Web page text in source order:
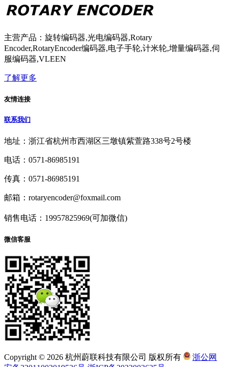
主营产品：旋转编码器,光电编码器,Rotary
Encoder,RotaryEncoder编码器,电子手轮,计米轮,增量编码器,伺
服编码器,VLEEN
了解更多
友情连接
联系我们
地址：浙江省杭州市西湖区三墩镇紫萱路338号2号楼
电话：0571-86985191
传真：0571-86985191
邮箱：rotaryencoder@foxmail.com
销售电话：19957825969(可加微信)
微信客服
Copyright © 2026 杭州蔚联科技有限公司 版权所有
浙公网